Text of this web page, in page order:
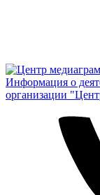
Информация о
организации